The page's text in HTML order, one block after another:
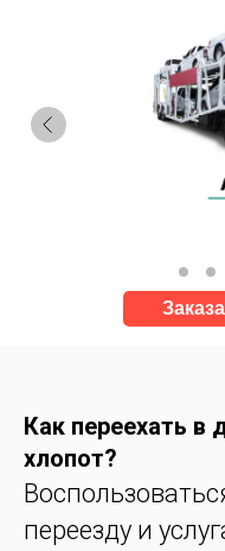
Как переехать в
хлопот?
переезду и